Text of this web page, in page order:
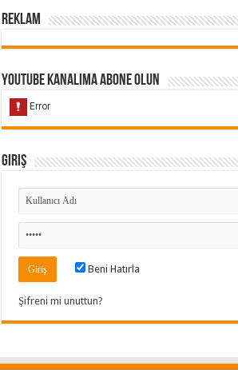
Reklam
Youtube Kanalıma Abone Olun
Giriş
Beni Hatırla
Şifreni mi unuttun?